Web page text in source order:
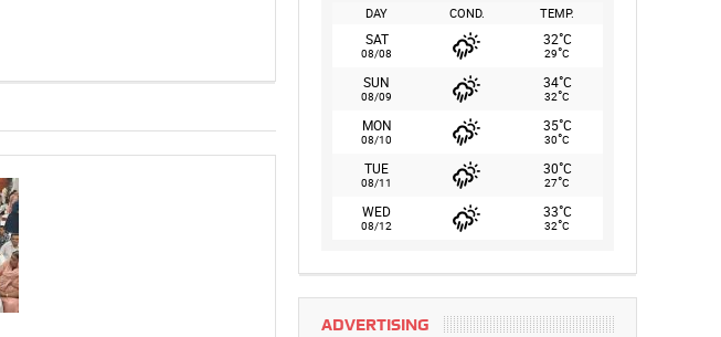
DAY COND. TEMP.
SAT
08/08
32°C
29°C
SUN
08/09
34°C
32°C
MON
08/10
35°C
30°C
TUE
08/11
30°C
27°C
WED
08/12
33°C
32°C
ADVERTISING